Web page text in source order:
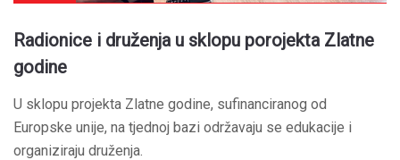
Radionice i druženja u sklopu porojekta Zlatne
godine
U sklopu projekta Zlatne godine, sufinanciranog od
Europske unije, na tjednoj bazi održavaju se edukacije i
organiziraju druženja.